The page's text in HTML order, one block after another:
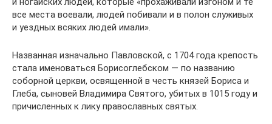
все места воевали, людей побивали и в полон служивых
и уездных всяких людей имали».
Названная изначально Павловской, с 1704 года крепость
стала именоваться Борисоглебском — по названию
соборной церкви, освященной в честь князей Бориса и
Глеба, сыновей Владимира Святого, убитых в 1015 году и
причисленных к лику православных святых.